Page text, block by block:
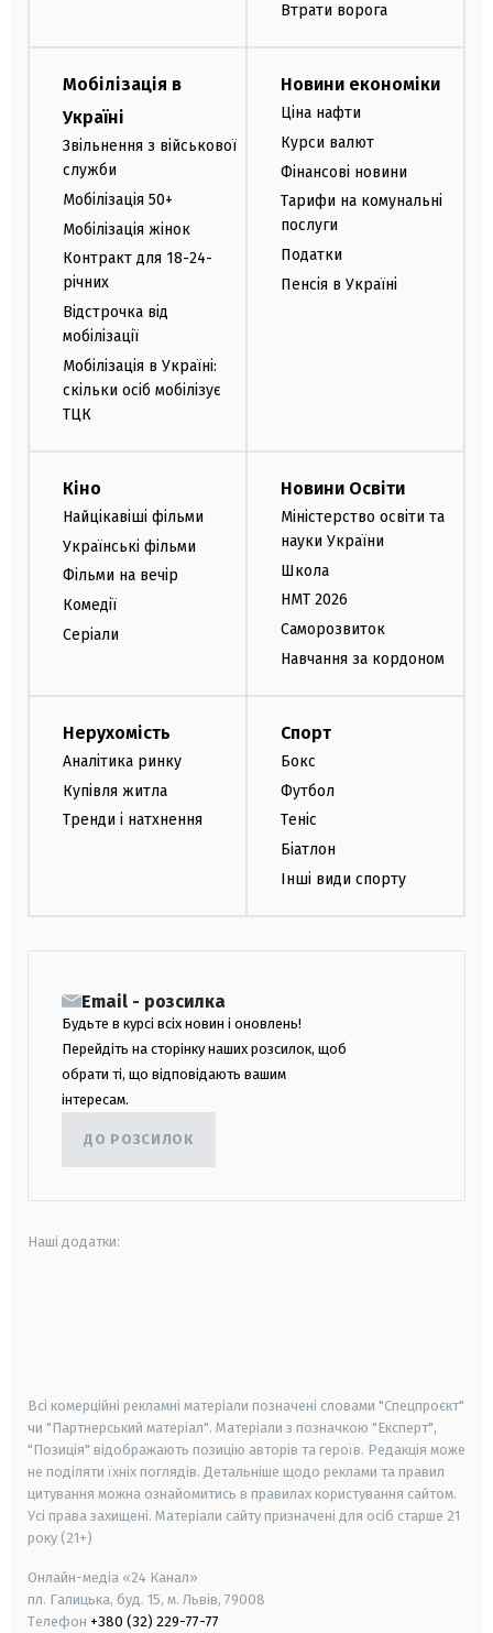
Втрати ворога
Мобілізація в
Україні
Звільнення з військової
служби
Мобілізація 50+
Мобілізація жінок
Контракт для 18-24-
річних
Відстрочка від
мобілізації
Мобілізація в Україні:
скільки осіб мобілізує
ТЦК
Новини економіки
Ціна нафти
Курси валют
Фінансові новини
Тарифи на комунальні
послуги
Податки
Пенсія в Україні
Кіно
Найцікавіші фільми
Українські фільми
Фільми на вечір
Комедії
Серіали
Новини Освіти
Міністерство освіти та
науки України
Школа
НМТ 2026
Саморозвиток
Навчання за кордоном
Нерухомість
Аналітика ринку
Купівля житла
Тренди і натхнення
Спорт
Бокс
Футбол
Теніс
Біатлон
Інші види спорту
Email - розсилка
Будьте в курсі всіх новин і оновлень!
Перейдіть на сторінку наших розсилок, щоб
обрати ті, що відповідають вашим
інтересам.
ДО РОЗСИЛОК
Наші додатки:
Всі комерційні рекламні матеріали позначені словами "Спецпроєкт"
чи "Партнерський матеріал". Матеріали з позначкою "Експерт",
"Позиція" відображають позицію авторів та героїв. Редакція може
не поділяти їхніх поглядів. Детальніше щодо реклами та правил
цитування можна ознайомитись в правилах користування сайтом.
Усі права захищені. Матеріали сайту призначені для осіб старше 21
року (21+)
Онлайн-медіа «24 Канал»
пл. Галицька, буд. 15, м. Львів, 79008
Телефон +380 (32) 229-77-77